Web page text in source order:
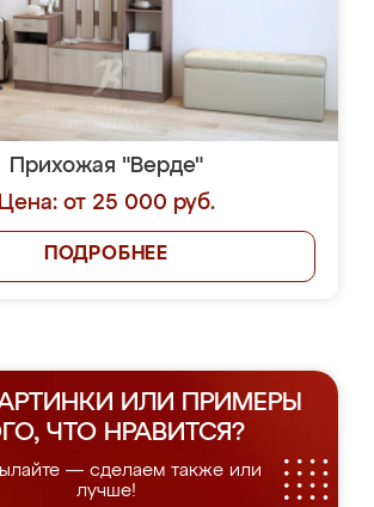
Прихожая "Верде"
Цена: от 25 000 руб.
ПОДРОБНЕЕ
ИЛИ ПРИМЕРЫ
ЧТО НРАВИТСЯ?
— сделаем также или
лучше!